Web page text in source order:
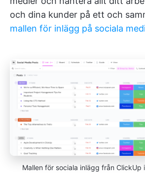
och dina kunder på ett och
mallen för inlägg på sociala
Mallen för sociala inlägg från ClickUp